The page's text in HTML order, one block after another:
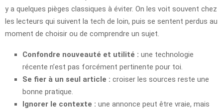
y a quelques pièges classiques à éviter. On les voit souvent chez
les lecteurs qui suivent la tech de loin, puis se sentent perdus au
moment de choisir ou de comprendre un sujet.
Confondre nouveauté et utilité : une technologie
récente n’est pas forcément pertinente pour toi.
Se fier à un seul article : croiser les sources reste une
bonne pratique.
Ignorer le contexte : une annonce peut être vraie, mais